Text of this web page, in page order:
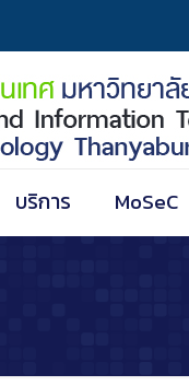
บริการ MoSeC